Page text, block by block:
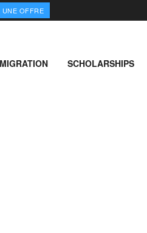
UNE OFFRE
SCHOLARSHIPS